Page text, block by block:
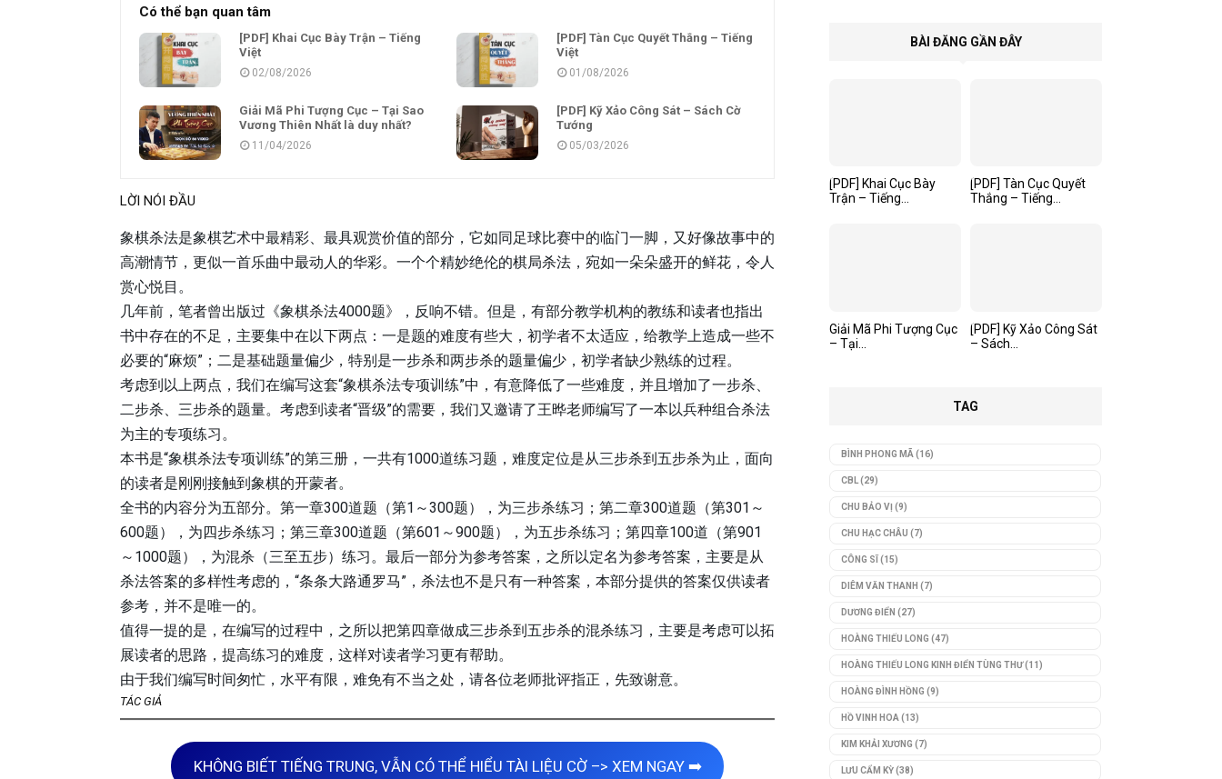
Có thể bạn quan tâm
[PDF] Khai Cục Bày Trận – Tiếng
Việt
02/08/2026
[PDF] Tàn Cục Quyết Thắng – Tiếng
Việt
01/08/2026
Giải Mã Phi Tượng Cục – Tại Sao
Vương Thiên Nhất là duy nhất?
11/04/2026
[PDF] Kỹ Xảo Công Sát – Sách Cờ
Tướng
05/03/2026
LỜI NÓI ĐẦU
象棋杀法是象棋艺术中最精彩、最具观赏价值的部分，它如同足球比赛中的临门一脚，又好像故事中的
高潮情节，更似一首乐曲中最动人的华彩。一个个精妙绝伦的棋局杀法，宛如一朵朵盛开的鲜花，令人
赏心悦目。
几年前，笔者曾出版过《象棋杀法4000题》，反响不错。但是，有部分教学机构的教练和读者也指出
书中存在的不足，主要集中在以下两点：一是题的难度有些大，初学者不太适应，给教学上造成一些不
必要的“麻烦”；二是基础题量偏少，特别是一步杀和两步杀的题量偏少，初学者缺少熟练的过程。
考虑到以上两点，我们在编写这套“象棋杀法专项训练”中，有意降低了一些难度，并且增加了一步杀、
二步杀、三步杀的题量。考虑到读者“晋级”的需要，我们又邀请了王晔老师编写了一本以兵种组合杀法
为主的专项练习。
本书是“象棋杀法专项训练”的第三册，一共有1000道练习题，难度定位是从三步杀到五步杀为止，面向
的读者是刚刚接触到象棋的开蒙者。
全书的内容分为五部分。第一章300道题（第1～300题），为三步杀练习；第二章300道题（第301～
600题），为四步杀练习；第三章300道题（第601～900题），为五步杀练习；第四章100道（第901
～1000题），为混杀（三至五步）练习。最后一部分为参考答案，之所以定名为参考答案，主要是从
杀法答案的多样性考虑的，“条条大路通罗马”，杀法也不是只有一种答案，本部分提供的答案仅供读者
参考，并不是唯一的。
值得一提的是，在编写的过程中，之所以把第四章做成三步杀到五步杀的混杀练习，主要是考虑可以拓
展读者的思路，提高练习的难度，这样对读者学习更有帮助。
由于我们编写时间匆忙，水平有限，难免有不当之处，请各位老师批评指正，先致谢意。
TÁC GIẢ
KHÔNG BIẾT TIẾNG TRUNG, VẪN CÓ THỂ HIỂU TÀI LIỆU CỜ –> XEM NGAY ➡️
BÀI ĐĂNG GẦN ĐÂY
[PDF] Khai Cục Bày
Trận – Tiếng...
[PDF] Tàn Cục Quyết
Thắng – Tiếng...
Giải Mã Phi Tượng Cục
– Tại...
[PDF] Kỹ Xảo Công Sát
– Sách...
TAG
BÌNH PHONG MÃ (16)
CBL(29)
CHU BẢO VỊ (9)
CHU HẠC CHÂU (7)
CÔNG SĨ (15)
DIÊM VĂN THANH (7)
DƯƠNG ĐIỂN (27)
HOÀNG THIẾU LONG (47)
HOÀNG THIẾU LONG KINH ĐIỂN TÙNG THƯ(11)
HOÀNG ĐÌNH HỒNG (9)
HỒ VINH HOA (13)
KIM KHẢI XƯƠNG (7)
LƯU CẨM KỲ(38)